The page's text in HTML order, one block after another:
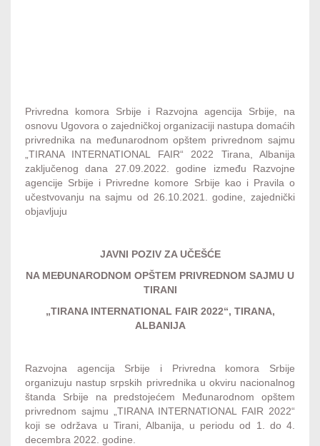
Privredna komora Srbije i Razvojna agencija Srbije, na
osnovu Ugovora o zajedničkoj organizaciji nastupa domaćih
privrednika na međunarodnom opštem privrednom sajmu
„TIRANA INTERNATIONAL FAIR“ 2022 Tirana, Albanija
zaključenog dana 27.09.2022. godine između Razvojne
agencije Srbije i Privredne komore Srbije kao i Pravila o
učestvovanju na sajmu od 26.10.2021. godine, zajednički
objavljuju
JAVNI POZIV ZA UČEŠĆE
NA MEĐUNARODNOM OPŠTEM PRIVREDNOM SAJMU U
TIRANI
„TIRANA INTERNATIONAL FAIR 2022“, TIRANA,
ALBANIJA
Razvojna agencija Srbije i Privredna komora Srbije
organizuju nastup srpskih privrednika u okviru nacionalnog
štanda Srbije na predstojećem Međunarodnom opštem
privrednom sajmu „TIRANA INTERNATIONAL FAIR 2022“
koji se održava u Tirani, Albanija, u periodu od 1. do 4.
decembra 2022. godine.